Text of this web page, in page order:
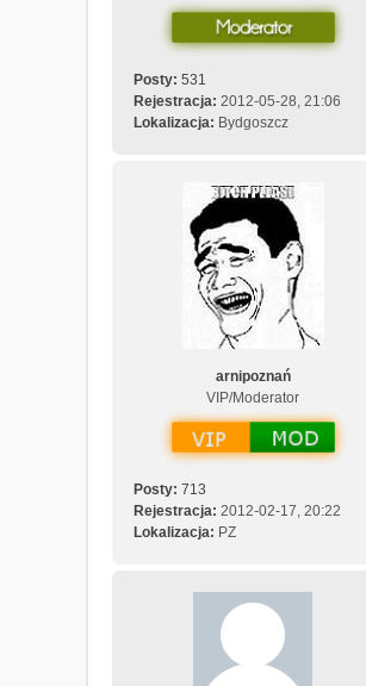
i
ę
z
e
c
n
i
c
z
n
y
Posty: 531
Rejestracja: 2012-05-28, 21:06
Lokalizacja: Bydgoszcz
arnipoznań
VIP/Moderator
Posty: 713
Rejestracja: 2012-02-17, 20:22
Lokalizacja: PZ